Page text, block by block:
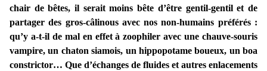
chair de bêtes, il serait moins bête d’être gentil-gentil et de
partager des gros-câlinous avec nos non-humains préférés :
qu’y a-t-il de mal en effet à zoophiler avec une chauve-souris
vampire, un chaton siamois, un hippopotame boueux, un boa
constrictor… Que d’échanges de fluides et autres enlacements